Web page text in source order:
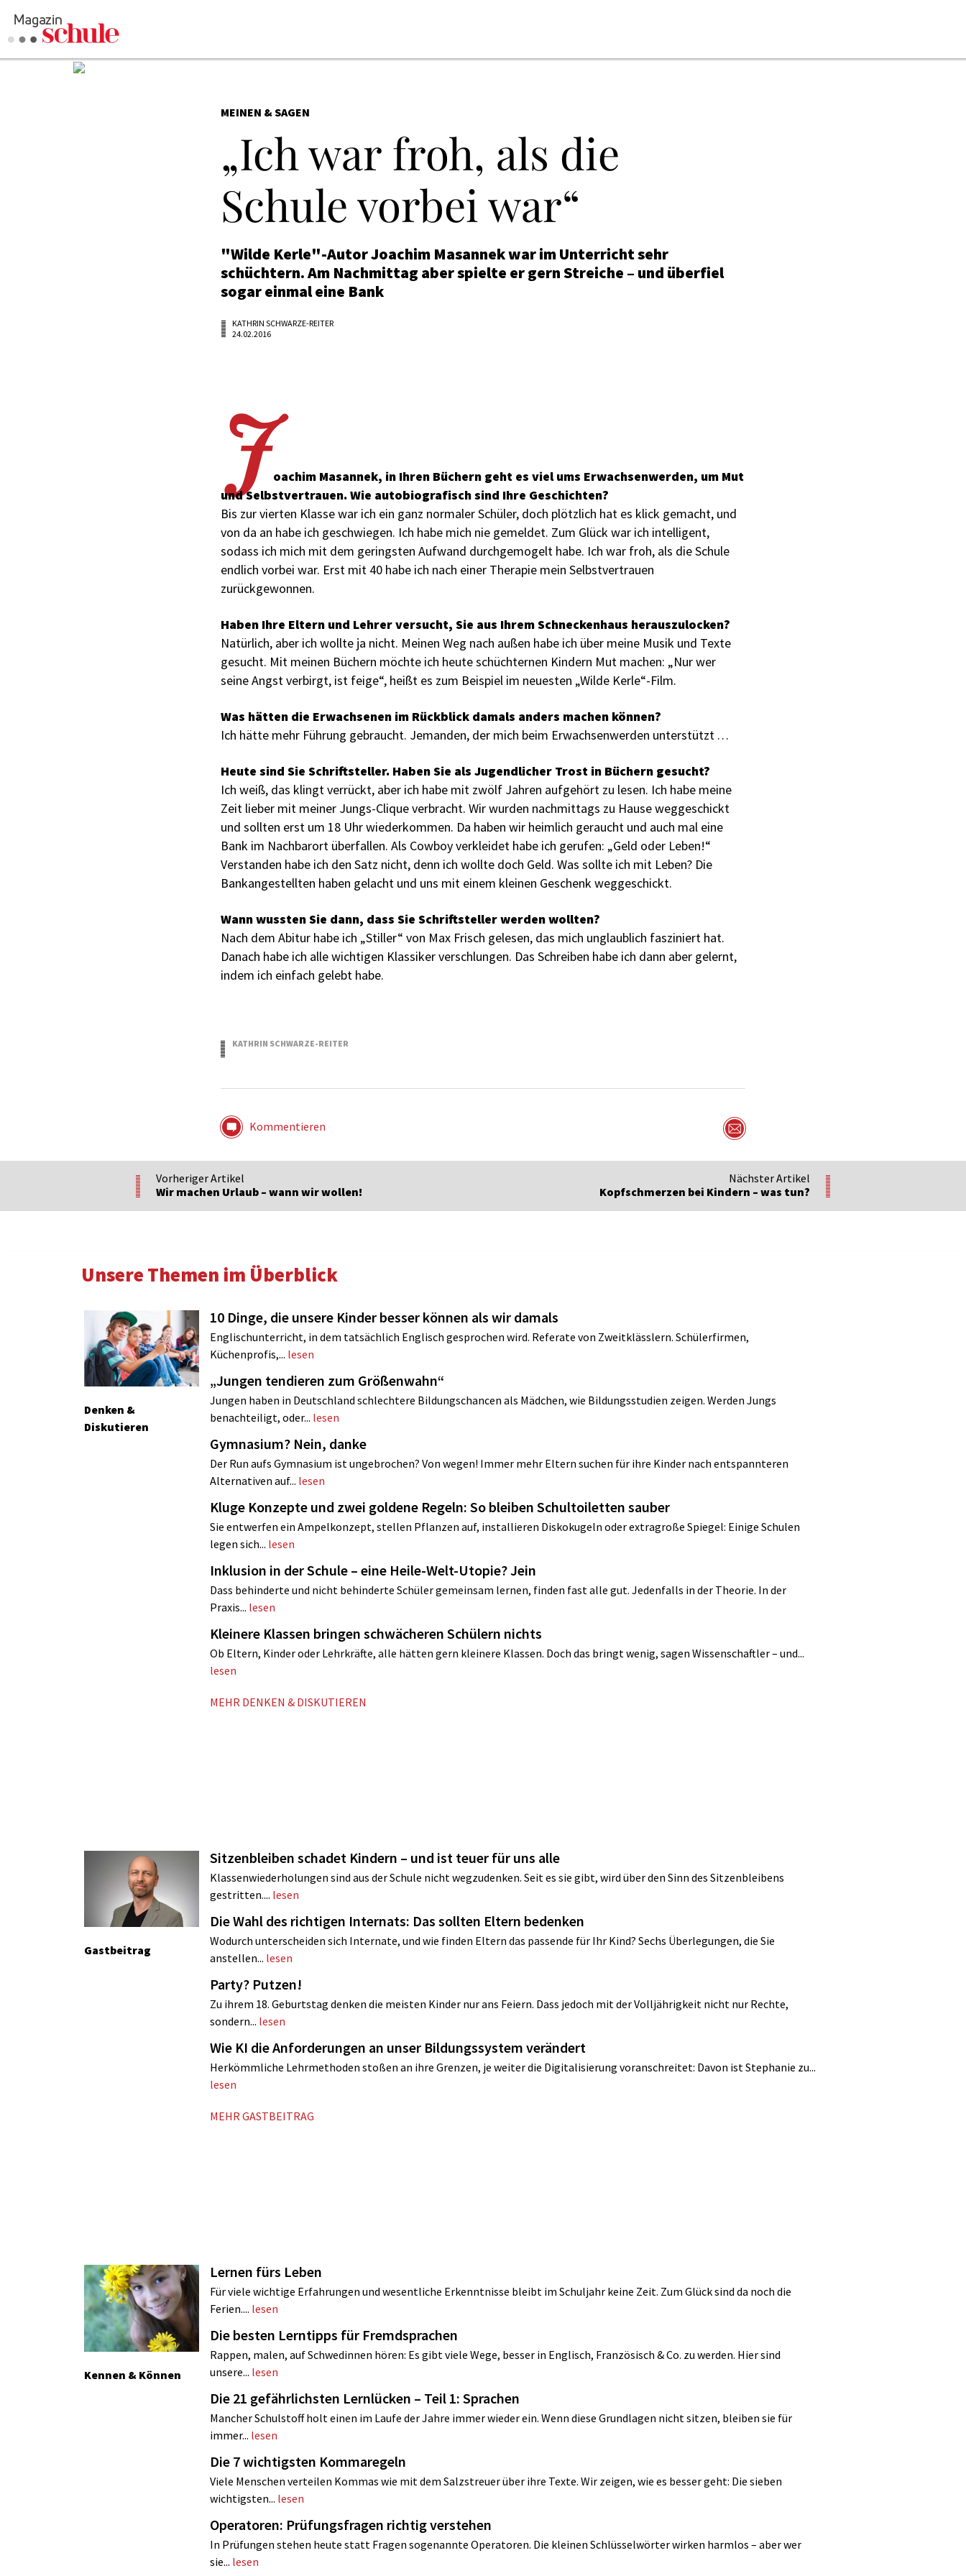
MEINEN & SAGEN
„Ich war froh, als die
Schule vorbei war“
"Wilde Kerle"-Autor Joachim Masannek war im Unterricht sehr
schüchtern. Am Nachmittag aber spielte er gern Streiche – und überfiel
sogar einmal eine Bank
KATHRIN SCHWARZE-REITER
24.02.2016
Joachim Masannek, in Ihren Büchern geht es viel ums Erwachsenwerden, um Mut
und Selbstvertrauen. Wie autobiografisch sind Ihre Geschichten?
Bis zur vierten Klasse war ich ein ganz normaler Schüler, doch plötzlich hat es klick gemacht, und
von da an habe ich geschwiegen. Ich habe mich nie gemeldet. Zum Glück war ich intelligent,
sodass ich mich mit dem geringsten Aufwand durchgemogelt habe. Ich war froh, als die Schule
endlich vorbei war. Erst mit 40 habe ich nach einer Therapie mein Selbstvertrauen
zurückgewonnen.
Haben Ihre Eltern und Lehrer versucht, Sie aus Ihrem Schneckenhaus herauszulocken?
Natürlich, aber ich wollte ja nicht. Meinen Weg nach außen habe ich über meine Musik und Texte
gesucht. Mit meinen Büchern möchte ich heute schüchternen Kindern Mut machen: „Nur wer
seine Angst verbirgt, ist feige“, heißt es zum Beispiel im neuesten „Wilde Kerle“-Film.
Was hätten die Erwachsenen im Rückblick damals anders machen können?
Ich hätte mehr Führung gebraucht. Jemanden, der mich beim Erwachsenwerden unterstützt . . .
Heute sind Sie Schriftsteller. Haben Sie als Jugendlicher Trost in Büchern gesucht?
Ich weiß, das klingt verrückt, aber ich habe mit zwölf Jahren aufgehört zu lesen. Ich habe meine
Zeit lieber mit meiner Jungs-Clique verbracht. Wir wurden nachmittags zu Hause weggeschickt
und sollten erst um 18 Uhr wiederkommen. Da haben wir heimlich geraucht und auch mal eine
Bank im Nachbarort überfallen. Als Cowboy verkleidet habe ich gerufen: „Geld oder Leben!“
Verstanden habe ich den Satz nicht, denn ich wollte doch Geld. Was sollte ich mit Leben? Die
Bankangestellten haben gelacht und uns mit einem kleinen Geschenk weggeschickt.
Wann wussten Sie dann, dass Sie Schriftsteller werden wollten?
Nach dem Abitur habe ich „Stiller“ von Max Frisch gelesen, das mich unglaublich fasziniert hat.
Danach habe ich alle wichtigen Klassiker verschlungen. Das Schreiben habe ich dann aber gelernt,
indem ich einfach gelebt habe.
KATHRIN SCHWARZE-REITER
Kommentieren
Nächster Artikel
Kopfschmerzen bei Kindern – was tun?
Vorheriger Artikel
Wir machen Urlaub – wann wir wollen!
Unsere Themen im Überblick
Denken &
Diskutieren
10 Dinge, die unsere Kinder besser können als wir damals
Englischunterricht, in dem tatsächlich Englisch gesprochen wird. Referate von Zweitklässlern. Schülerfirmen,
Küchenprofis,... lesen
„Jungen tendieren zum Größenwahn“
Jungen haben in Deutschland schlechtere Bildungschancen als Mädchen, wie Bildungsstudien zeigen. Werden Jungs
benachteiligt, oder... lesen
Gymnasium? Nein, danke
Der Run aufs Gymnasium ist ungebrochen? Von wegen! Immer mehr Eltern suchen für ihre Kinder nach entspannteren
Alternativen auf... lesen
Kluge Konzepte und zwei goldene Regeln: So bleiben Schultoiletten sauber
Sie entwerfen ein Ampelkonzept, stellen Pflanzen auf, installieren Diskokugeln oder extragroße Spiegel: Einige Schulen
legen sich... lesen
Inklusion in der Schule – eine Heile-Welt-Utopie? Jein
Dass behinderte und nicht ­behinderte Schüler gemeinsam lernen, finden fast alle gut. Jedenfalls in der Theorie. In der
Praxis... lesen
Kleinere Klassen bringen schwächeren Schülern nichts
Ob Eltern, Kinder oder Lehrkräfte, alle hätten gern kleinere Klassen. Doch das bringt wenig, sagen Wissenschaftler – und...
lesen
MEHR DENKEN & DISKUTIEREN
Gastbeitrag
Sitzenbleiben schadet Kindern – und ist teuer für uns alle
Klassenwiederholungen sind aus der Schule nicht wegzudenken. Seit es sie gibt, wird über den Sinn des Sitzenbleibens
gestritten.... lesen
Die Wahl des richtigen Internats: Das sollten Eltern bedenken
Wodurch unterscheiden sich Internate, und wie finden Eltern das passende für Ihr Kind? Sechs Überlegungen, die Sie
anstellen... lesen
Party? Putzen!
Zu ihrem 18. Geburtstag denken die meisten Kinder nur ans Feiern. Dass jedoch mit der Volljährigkeit nicht nur Rechte,
sondern... lesen
Wie KI die Anforderungen an unser Bildungssystem verändert
Herkömmliche Lehrmethoden stoßen an ihre Grenzen, je weiter die Digitalisierung voranschreitet: Davon ist Stephanie zu...
lesen
MEHR GASTBEITRAG
Kennen & Können
Lernen fürs Leben
Für viele wichtige Erfahrungen und wesentliche Erkenntnisse bleibt im Schuljahr keine Zeit. Zum Glück sind da noch die
Ferien.... lesen
Die besten Lerntipps für Fremdsprachen
Rappen, malen, auf Schwedinnen hören: Es gibt viele Wege, besser in Englisch, Französisch & Co. zu werden. Hier sind
unsere... lesen
Die 21 gefährlichsten Lernlücken – Teil 1: Sprachen
Mancher Schulstoff holt einen im Laufe der Jahre immer wieder ein. Wenn diese Grundlagen nicht sitzen, bleiben sie für
immer... lesen
Die 7 wichtigsten Kommaregeln
Viele Menschen verteilen Kommas wie mit dem Salzstreuer über ihre Texte. Wir zeigen, wie es besser geht: Die sieben
wichtigsten... lesen
Operatoren: Prüfungsfragen richtig verstehen
In Prüfungen stehen heute statt Fragen sogenannte Operatoren. Die kleinen Schlüsselwörter wirken harmlos – aber wer
sie... lesen